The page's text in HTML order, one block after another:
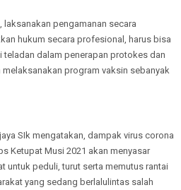
pengamanan secara
hukum secara profesional, harus bisa
teladan dalam penerapan protokes dan
program vaksin sebanyak
SIk mengatakan, dampak virus corona
Ketupat Musi 2021 akan menyasar
untuk peduli, turut serta memutus rantai
yang sedang berlalulintas salah